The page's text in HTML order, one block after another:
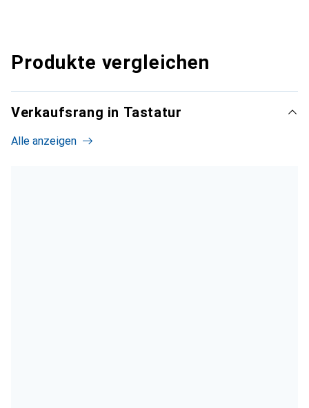
Produkte vergleichen
Verkaufsrang in Tastatur
Alle anzeigen